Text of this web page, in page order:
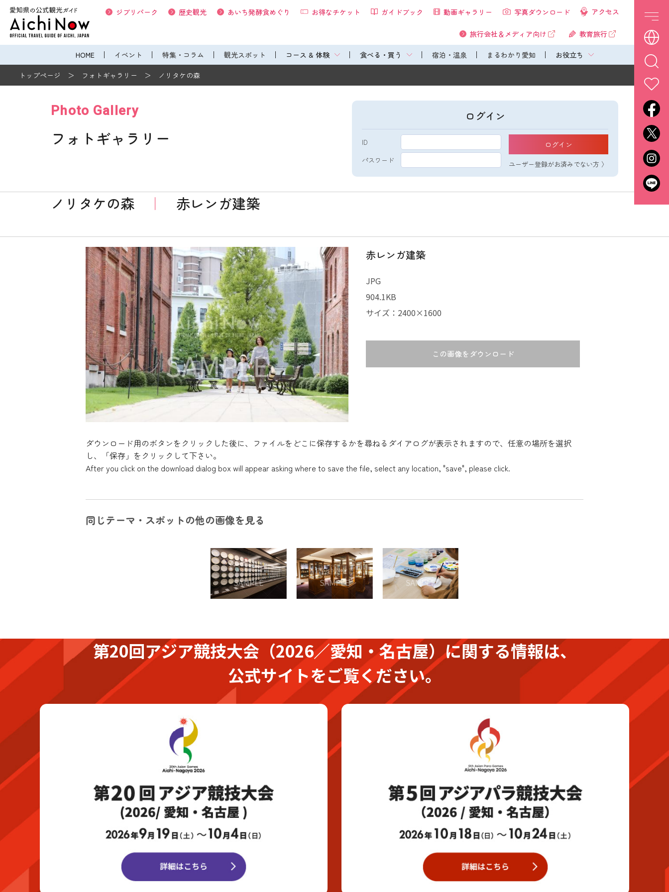
HOME イベント 特集・コラム 観光スポット コース & 体験 食べる・買う 宿泊・温泉 まるわかり愛知 お役立ち
ジブリパーク 歴史観光 あいち発酵食めぐり お得なチケット ガイドブック 動画ギャラリー 写真ダウンロード アクセス
旅行会社＆メディア向け 教育旅行
トップページ フォトギャラリー ノリタケの森
Photo Gallery
フォトギャラリー
ログイン
ID
パスワード
ログイン
ユーザー登録がお済みでない方 〉
ノリタケの森 ｜ 赤レンガ建築
赤レンガ建築
JPG
904.1KB
サイズ：2400×1600
この画像をダウンロード
ダウンロード用のボタンをクリックした後に、ファイルをどこに保存するかを尋ねるダイアログが表示されますので、任意の場所を選択
し、「保存」をクリックして下さい。
After you click on the download dialog box will appear asking where to save the file, select any location, "save", please click.
同じテーマ・スポットの他の画像を見る
第20回アジア競技大会（2026／愛知・名古屋）に関する情報は、
公式サイトをご覧ください。